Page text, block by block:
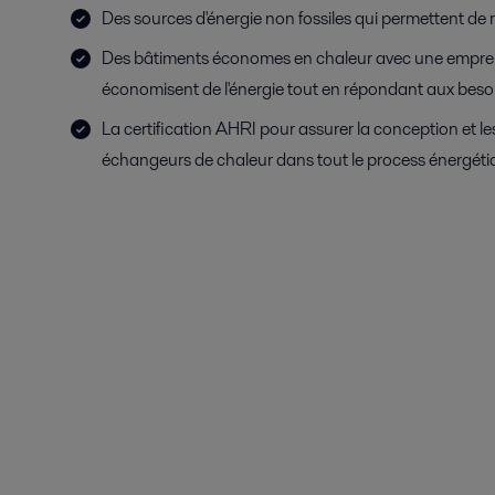
Des sources d'énergie non fossiles qui permettent
Des bâtiments économes en chaleur avec une
économisent de l'énergie tout en répondant aux
La certification AHRI pour assurer la conception et
échangeurs de chaleur dans tout le process